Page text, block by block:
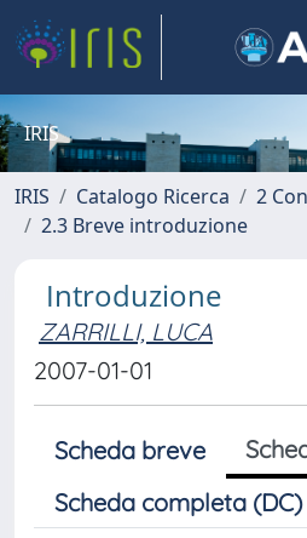
IRIS
IRIS Catalogo Ricerca
2
2.3 Breve introduzione
Introduzione
ZARRILLI, LUCA
2007-01-01
Scheda breve
Scheda completa (DC)